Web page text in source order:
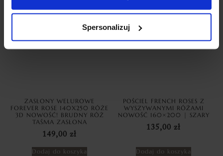
Spersonalizuj
ZASŁONY WELUROWE
FOREVER ROSE 140X250 RÓŻE
3D NOWOŚĆ! BRUDNY RÓŻ
TAŚMA ZASŁONA
149,00 zł
Dodaj do koszyka
POŚCIEL FRENCH ROSES Z
WYSZYWANYMI RÓŻAMI
NOWOŚĆ 160×200 | SZARY
135,00 zł
Dodaj do koszyka